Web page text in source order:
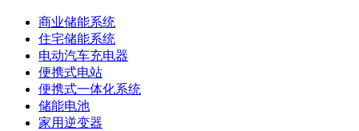
商业储能系统
住宅储能系统
电动汽车充电器
便携式电站
便携式一体化系统
储能电池
家用逆变器